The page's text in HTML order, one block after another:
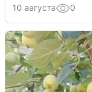
10 августа 0